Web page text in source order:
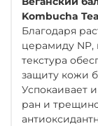
Kombucha
Благодаря
церамиду NP,
текстура
защиту кожи
Успокаивает
ран и